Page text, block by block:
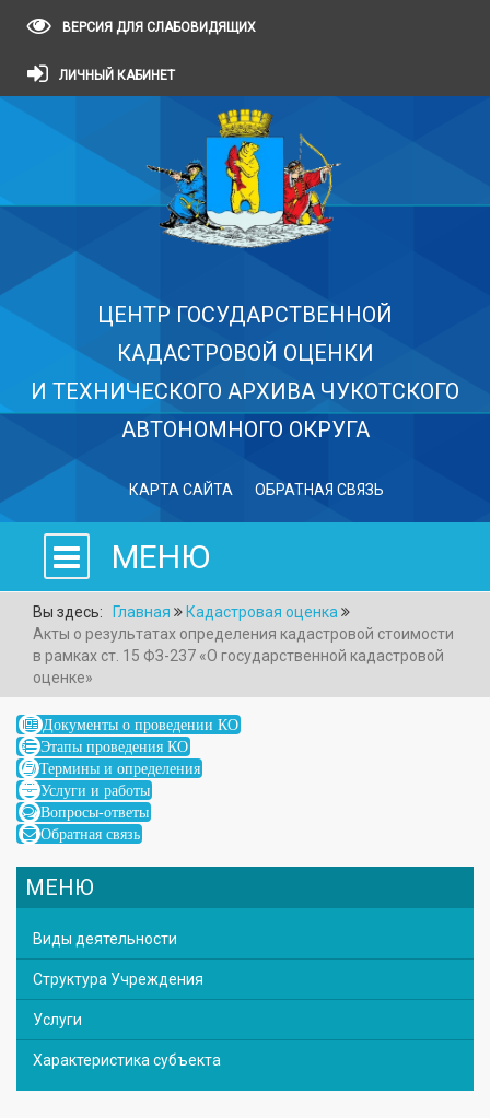
ВЕРСИЯ ДЛЯ СЛАБОВИДЯЩИХ
ЛИЧНЫЙ КАБИНЕТ
ЦЕНТР ГОСУДАРСТВЕННОЙ
КАДАСТРОВОЙ ОЦЕНКИ
И ТЕХНИЧЕСКОГО АРХИВА ЧУКОТСКОГО
АВТОНОМНОГО ОКРУГА
КАРТА САЙТА ОБРАТНАЯ СВЯЗЬ
МЕНЮ
Вы здесь: Главная
Кадастровая оценка
Акты о результатах определения кадастровой стоимости
в рамках ст. 15 ФЗ-237 «О государственной кадастровой
оценке»
Документы о проведении КО
Этапы проведения КО
Термины и определения
Услуги и работы
Вопросы-ответы
Обратная связь
МЕНЮ
Виды деятельности
Структура Учреждения
Услуги
Характеристика субъекта